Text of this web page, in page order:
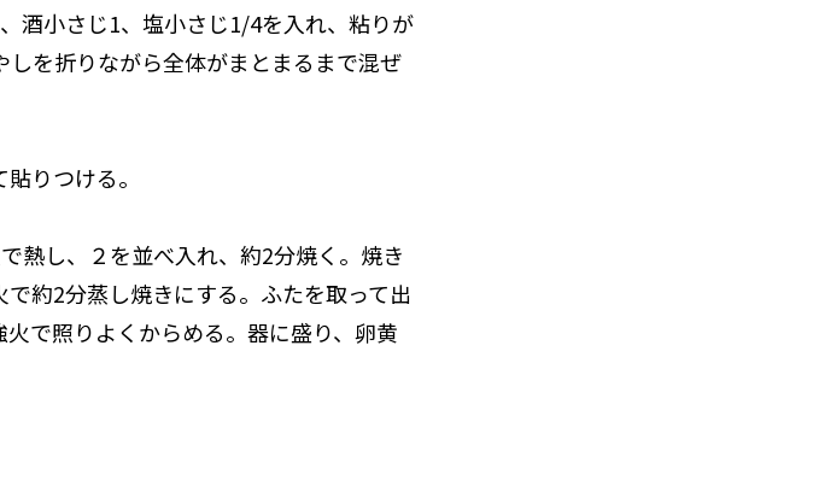
酒小さじ1、塩小さじ1/4を入れ、粘りが
を折りながら全体がまとまるまで混ぜ
りつける。
熱し、２を並べ入れ、約2分焼く。焼き
約2分蒸し焼きにする。ふたを取って出
で照りよくからめる。器に盛り、卵黄